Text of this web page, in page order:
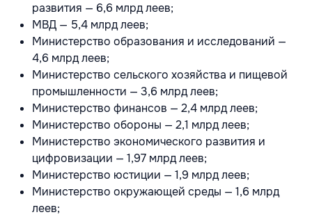
развития — 6,6 млрд леев;
МВД — 5,4 млрд леев;
Министерство образования и исследований —
4,6 млрд леев;
Министерство сельского хозяйства и пищевой
промышленности — 3,6 млрд леев;
Министерство финансов — 2,4 млрд леев;
Министерство обороны — 2,1 млрд леев;
Министерство экономического развития и
цифровизации — 1,97 млрд леев;
Министерство юстиции — 1,9 млрд леев;
Министерство окружающей среды — 1,6 млрд
леев;